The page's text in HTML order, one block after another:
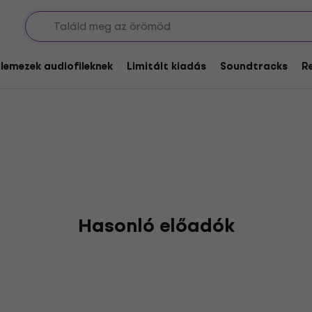
audiofileknek Limitált kiadás Soundtracks
Hasonló előadók